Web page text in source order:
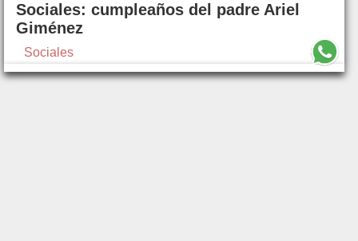
Sociales: cumpleaños del padre Ariel
Giménez
Sociales